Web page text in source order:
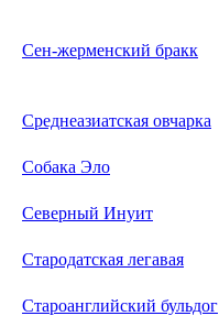
Сен-жерменский бракк
Среднеазиатская овчарка
Собака Эло
Северный Инуит
Стародатская легавая
Староанглийский бульдог